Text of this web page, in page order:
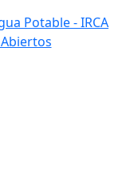
Potable - IRCA​​​​